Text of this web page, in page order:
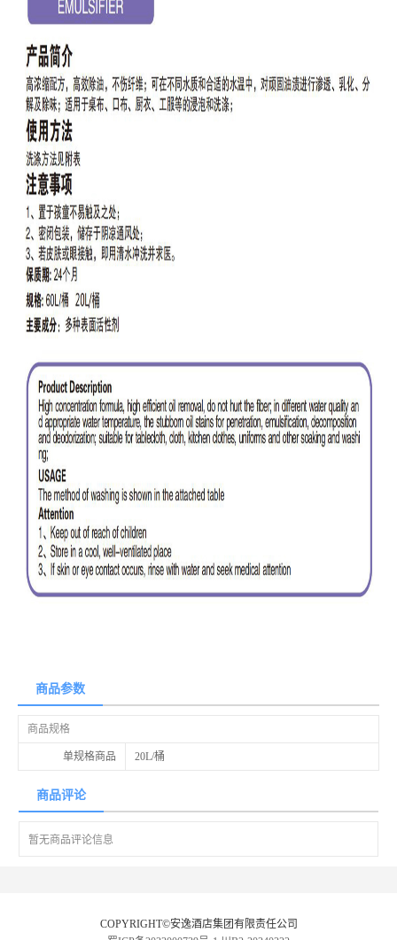
商品参数
商品规格
单规格商品 20L/桶
商品评论
暂无商品评论信息
COPYRIGHT©安逸酒店集团有限责任公司